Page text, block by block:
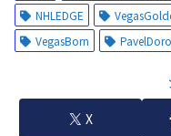
NHLEDGE
VegasBorn
X